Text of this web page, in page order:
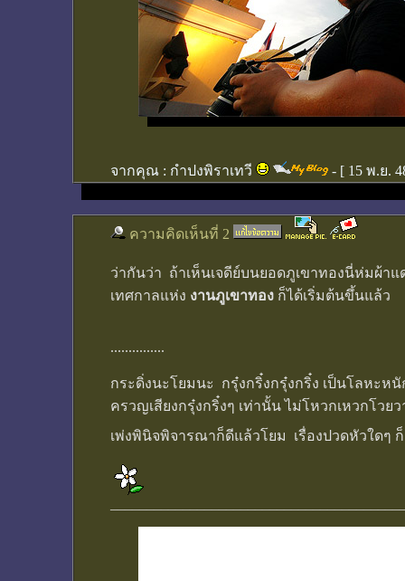
จากคุณ : กำปงพิราเทวี - [ 15 พ.ย.
ความคิดเห็นที่ 2
ว่ากันว่า ถ้าเห็นเจดีย์บนยอดภูเขาทองนี่ห่มผ้า
เทศกาลแห่ง งานภูเขาทอง ก็ได้เริ่มต้นขึ้นแล้ว
...............
กระดิ่งนะโยมนะ กรุ๋งกริ๋งกรุ๋งกริ๋ง เป็นโลหะห
ครวญเสียงกรุ๋งกริ๋งๆ เท่านั้น ไม่โหวกเหวกโว
เพ่งพินิจพิจารณาก็ดีแล้วโยม เรื่องปวดหัวใดๆ